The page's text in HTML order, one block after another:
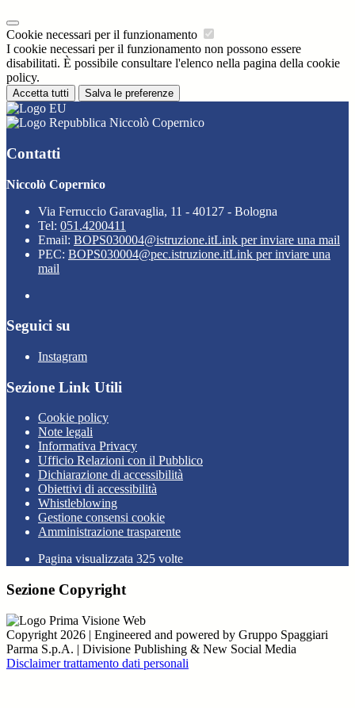
Cookie necessari per il funzionamento
I cookie necessari per il funzionamento non possono essere
disabilitati. È possibile consultare l'elenco nella pagina della cookie
policy.
Accetta tutti Salva le preferenze
Niccolò Copernico
Contatti
Niccolò Copernico
Via Ferruccio Garavaglia, 11 - 40127 - Bologna
Tel: 051.4200411
Email: BOPS030004@istruzione.itLink per inviare una mail
PEC: BOPS030004@pec.istruzione.itLink per inviare una
mail
Seguici su
Instagram
Sezione Link Utili
Cookie policy
Note legali
Informativa Privacy
Ufficio Relazioni con il Pubblico
Dichiarazione di accessibilità
Obiettivi di accessibilità
Whistleblowing
Gestione consensi cookie
Amministrazione trasparente
Pagina visualizzata 325 volte
Sezione Copyright
Copyright 2026 | Engineered and powered by Gruppo Spaggiari
Parma S.p.A. | Divisione Publishing & New Social Media
Disclaimer trattamento dati personali